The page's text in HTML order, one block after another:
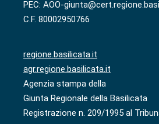
PEC: AOO-
C.F. 80002950766
regione.basilicata.it
agr.regione.basilicata.it
Agenzia stampa della
Giunta Regionale della Basilicata
Registrazione n. 209/1995 al